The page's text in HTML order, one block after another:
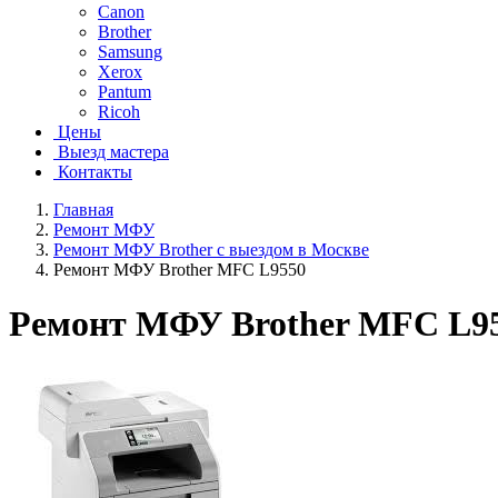
Canon
Brother
Samsung
Xerox
Pantum
Ricoh
Цены
Выезд мастера
Контакты
Главная
Ремонт МФУ
Ремонт МФУ Brother с выездом в Москве
Ремонт МФУ Brother MFC L9550
Ремонт МФУ Brother MFC